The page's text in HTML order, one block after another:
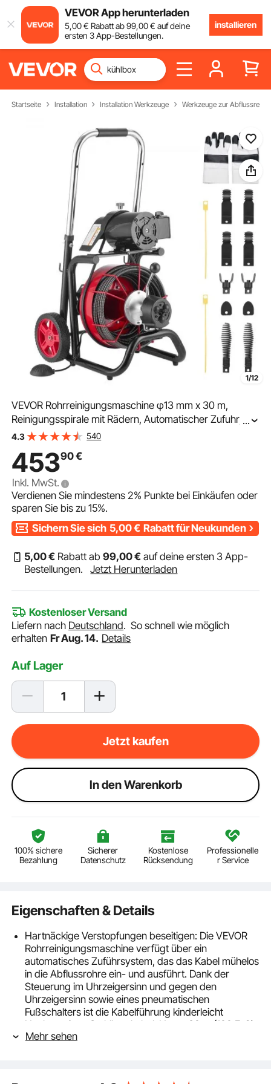
VEVOR App herunterladen
5,00€ Rabatt ab99,00€ auf deine
ersten 3 App-Bestellungen.
installieren
Startseite Installation Installation Werkzeuge Werkzeuge zur
1/12
VEVOR Rohrreinigungsmaschine φ13 mm x 30 m,
Reinigungsspirale mit Rädern, Automatischer Zufuhr, 8
Schneidmessern & Pneumatischem Fußschalter,
...
4.3 540
45390€
Inkl. MwSt.
Verdienen Sie mindestens2% Punkte bei Einkäufen oder
sparen Sie bis zu15%.
Sichern Sie sich 5,00€ Rabatt für Neukunden
5,00€ Rabatt ab99,00€ auf deine ersten 3 App-
Bestellungen.
Jetzt Herunterladen
Kostenloser Versand
Liefern nach Deutschland.So schnell wie möglich
erhalten Fr Aug. 14. Details
Auf Lager
Jetzt kaufen
ln den Warenkorb
100% sichere
Bezahlung
Sicherer
Datenschutz
Kostenlose
Rücksendung
Professionelle
r Service
Eigenschaften & Details
Hartnäckige Verstopfungen beseitigen: Die VEVOR
Rohrreinigungsmaschine verfügt über ein
automatisches Zuführsystem, das das Kabel mühelos
in die Abflussrohre ein- und ausführt. Dank der
Steuerung im Uhrzeigersinn und gegen den
Uhrzeigersinn sowie eines pneumatischen
Fußschalters ist die Kabelführung kinderleicht
Hochwertiges Stahlkernkabel: Unser 30 m (100 Fuß)
langes und 13 mm (1/2 Zoll) starkes Stahlkernkabel ist
Mehr sehen